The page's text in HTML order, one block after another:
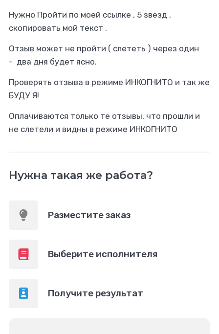
Нужно Пройти по моей ссылке , 5 звезд ,
скопировать мой текст .
Отзыв может не пройти ( слететь ) через один
- два дня будет ясно.
Проверять отзыва в режиме ИНКОГНИТО и так же
БУДУ Я!
Оплачиваются только те отзывы, что прошли и
не слетели и видны в режиме ИНКОГНИТО
Нужна такая же работа?
Разместите заказ
Выберите исполнителя
Получите результат